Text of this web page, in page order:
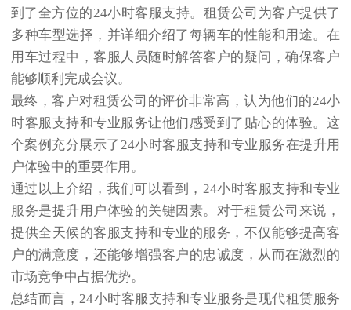
到了全方位的24小时客服支持。租赁公司为客户提供了
多种车型选择，并详细介绍了每辆车的性能和用途。在
用车过程中，客服人员随时解答客户的疑问，确保客户
能够顺利完成会议。
最终，客户对租赁公司的评价非常高，认为他们的24小
时客服支持和专业服务让他们感受到了贴心的体验。这
个案例充分展示了24小时客服支持和专业服务在提升用
户体验中的重要作用。
通过以上介绍，我们可以看到，24小时客服支持和专业
服务是提升用户体验的关键因素。对于租赁公司来说，
提供全天候的客服支持和专业的服务，不仅能够提高客
户的满意度，还能够增强客户的忠诚度，从而在激烈的
市场竞争中占据优势。
总结而言，24小时客服支持和专业服务是现代租赁服务